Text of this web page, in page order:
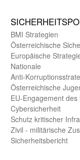
BMI Strategien
Öster­reichische
Europäische
Nationale
Anti-
Öster­reichische
EU-Engagement des
Cybersicherheit
Schutz kritischer
Zivil - militärische
Sicherheits­bericht